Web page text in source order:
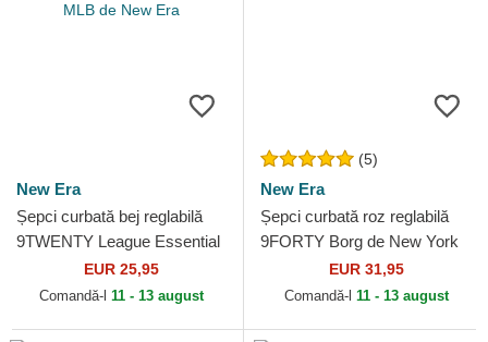
New Era
Șepci curbată bej reglabilă
9TWENTY League Essential
Midi de Los Angeles Dodgers
MLB de New Era
EUR 25,95
Comandă-l 11 - 13 august
(5)
New Era
Șepci curbată roz reglabilă
9FORTY Borg de New York
Yankees MLB de New Era
EUR 31,95
Comandă-l 11 - 13 august